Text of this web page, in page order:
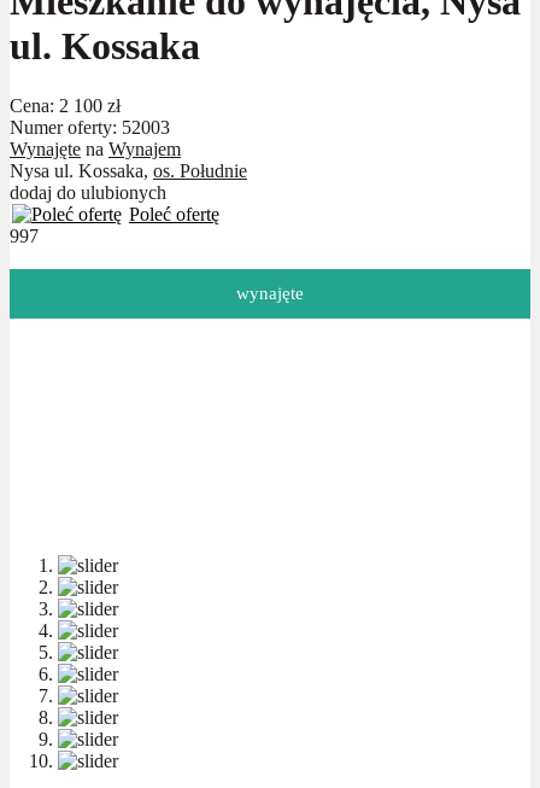
ul. Kossaka
Cena: 2 100 zł
Numer oferty: 52003
Wynajęte na Wynajem
Nysa ul. Kossaka, os. Południe
dodaj do ulubionych
Poleć ofertę
997
wynajęte